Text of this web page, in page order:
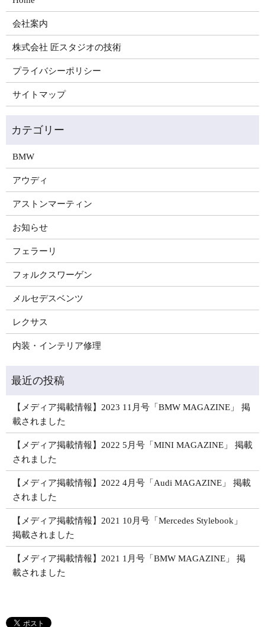
会社案内
株式会社 匠スタジオの技術
プライバシーポリシー
サイトマップ
BMW
アウディ
アストンマーティン
お知らせ
フェラーリ
フォルクスワーゲン
メルセデスベンツ
レクサス
内装・インテリア修理
【メディア掲載情報】2023 11月号「BMW MAGAZINE」 掲
載されました
【メディア掲載情報】2022 5月号「MINI MAGAZINE」 掲載
されました
【メディア掲載情報】2022 4月号「Audi MAGAZINE」 掲載
されました
【メディア掲載情報】2021 10月号「Mercedes Stylebook」
掲載されました
【メディア掲載情報】2021 1月号「BMW MAGAZINE」 掲
載されました